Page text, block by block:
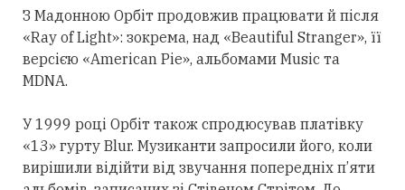
З Мадонною Орбіт продовжив працювати й після
«Ray of Light»: зокрема, над «Beautiful Stranger», її
версією «American Pie», альбомами Music та
MDNA.
У 1999 році Орбіт також спродюсував платівку
«13» гурту Blur. Музиканти запросили його, коли
вирішили відійти від звучання попередніх п’яти